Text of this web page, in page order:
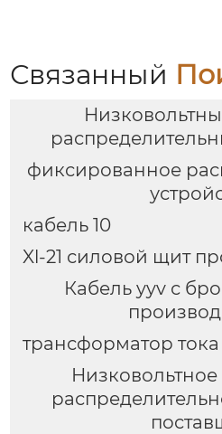
Связанный
фиксированное
кабель 10
Xl-21 силовой щит
Кабель yyv с
трансформатор тока